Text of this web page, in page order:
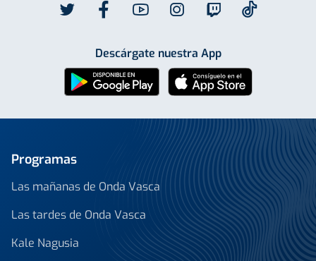
Descárgate nuestra App
Programas
Las mañanas de Onda Vasca
Las tardes de Onda Vasca
Kale Nagusia